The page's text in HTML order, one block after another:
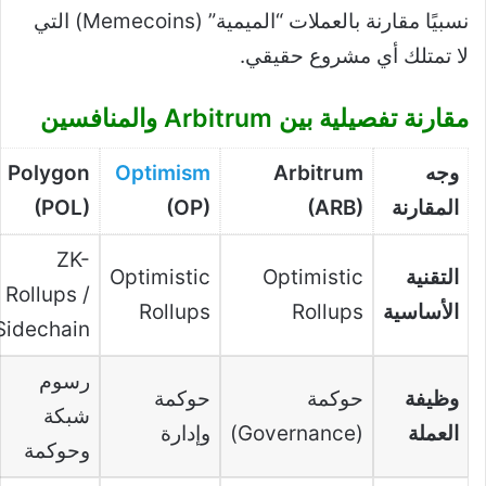
نسبيًا مقارنة بالعملات “الميمية” (Memecoins) التي
لا تمتلك أي مشروع حقيقي.
مقارنة تفصيلية بين Arbitrum والمنافسين
وجه
المقارنة
Arbitrum
(ARB)
Optimism
(OP)
Polygon
(POL)
التقنية
الأساسية
Optimistic
Rollups
Optimistic
Rollups
ZK-
Rollups /
وظيفة
العملة
حوكمة
(Governance)
حوكمة
وإدارة
رسوم
شبكة
وحوكمة